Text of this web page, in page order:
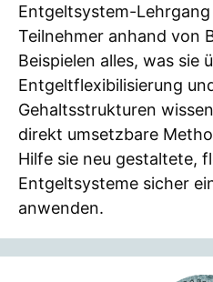
Entgeltsystem-
Teilnehmer anhand von
Beispielen alles, was sie
Entgeltflexibilisierung
Gehaltsstrukturen
direkt umsetzbare
Hilfe sie neu gestaltete,
Entgeltsysteme sicher
anwenden.